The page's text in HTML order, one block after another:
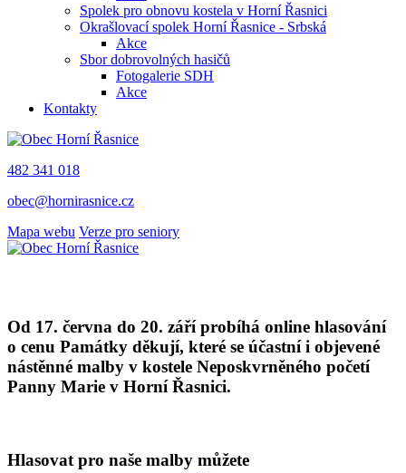
Spolek pro obnovu kostela v Horní Řasnici
Okrašlovací spolek Horní Řasnice - Srbská
Akce
Sbor dobrovolných hasičů
Fotogalerie SDH
Akce
Kontakty
482 341 018
obec@hornirasnice.cz
Mapa webu Verze pro seniory
Od 17. června do 20. září probíhá online hlasování
o cenu Památky děkují, které se účastní i objevené
nástěnné malby v kostele Neposkvrněného početí
Panny Marie v Horní Řasnici.
Hlasovat pro naše malby můžete